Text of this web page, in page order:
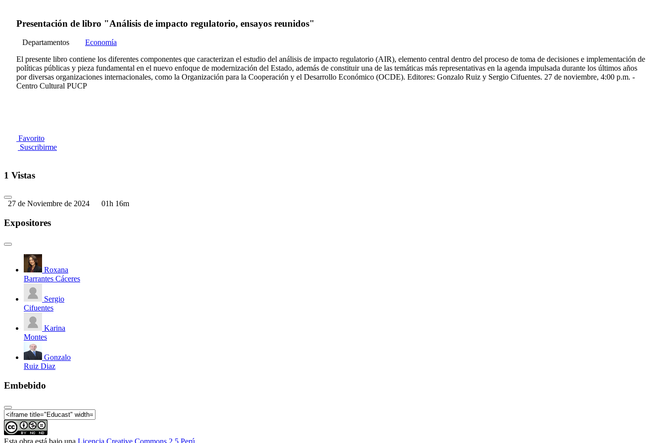
Presentación de libro "Análisis de impacto regulatorio, ensayos reunidos"
Departamentos
Economía
El presente libro contiene los diferentes componentes que caracterizan el estudio del análisis de impacto regulatorio (AIR), elemento central dentro del proceso de toma de decisiones e implementación de
políticas públicas y pieza fundamental en el nuevo enfoque de modernización del Estado, además de constituir una de las temáticas más representativas en la agenda impulsada durante los últimos años
por diversas organizaciones internacionales, como la Organización para la Cooperación y el Desarrollo Económico (OCDE). Editores: Gonzalo Ruiz y Sergio Cifuentes. 27 de noviembre, 4:00 p.m. -
Centro Cultural PUCP
Favorito
Suscribirme
1 Vistas
27 de Noviembre de 2024 01h 16m
Expositores
Roxana
Barrantes Cáceres
Sergio
Cifuentes
Karina
Montes
Gonzalo
Ruiz Diaz
Embebido
Esta obra está bajo una Licencia Creative Commons 2.5 Perú